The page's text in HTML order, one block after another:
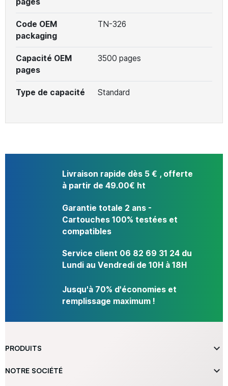
Code OEM
packaging
TN-326
Capacité OEM
pages
3500 pages
Type de capacité Standard
Livraison rapide dès 5 € , offerte
à partir de 49.00€ ht
Garantie totale 2 ans -
Cartouches 100% testées et
compatibles
Service client 06 82 69 31 24 du
Lundi au Vendredi de 10H à 18H
Jusqu'à 70% d'économies et
remplissage maximum !
PRODUITS 
NOTRE SOCIÉTÉ 